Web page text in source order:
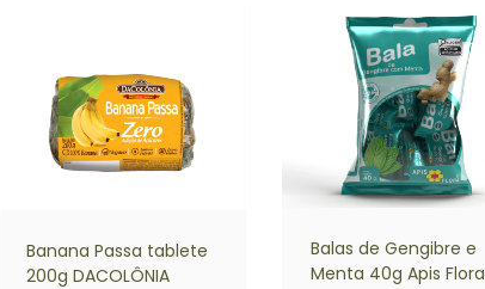
Banana Passa tablete
200g DACOLÔNIA
Balas de Gengibre e
Menta 40g Apis Flora